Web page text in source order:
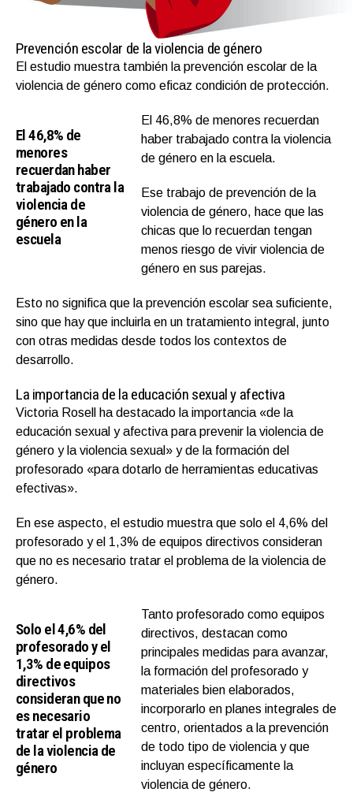
Prevención escolar de la violencia de género
El estudio muestra también la prevención escolar de la
violencia de género como eficaz condición de protección.
El 46,8% de
menores
recuerdan haber
trabajado contra la
violencia de
género en la
escuela
El 46,8% de menores recuerdan
haber trabajado contra la violencia
de género en la escuela.
Ese trabajo de prevención de la
violencia de género, hace que las
chicas que lo recuerdan tengan
menos riesgo de vivir violencia de
género en sus parejas.
Esto no significa que la prevención escolar sea suficiente,
sino que hay que incluirla en un tratamiento integral, junto
con otras medidas desde todos los contextos de
desarrollo.
La importancia de la educación sexual y afectiva
Victoria Rosell ha destacado la importancia «de la
educación sexual y afectiva para prevenir la violencia de
género y la violencia sexual» y de la formación del
profesorado «para dotarlo de herramientas educativas
efectivas».
En ese aspecto, el estudio muestra que solo el 4,6% del
profesorado y el 1,3% de equipos directivos consideran
que no es necesario tratar el problema de la violencia de
género.
Solo el 4,6% del
profesorado y el
1,3% de equipos
directivos
consideran que no
es necesario
tratar el problema
de la violencia de
género
Tanto profesorado como equipos
directivos, destacan como
principales medidas para avanzar,
la formación del profesorado y
materiales bien elaborados,
incorporarlo en planes integrales de
centro, orientados a la prevención
de todo tipo de violencia y que
incluyan específicamente la
violencia de género.